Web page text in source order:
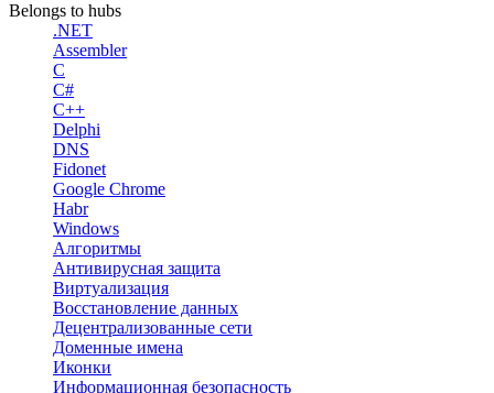
Belongs to hubs
.NET
Assembler
C
C#
C++
Delphi
DNS
Fidonet
Google Chrome
Habr
Windows
Алгоритмы
Антивирусная защита
Виртуализация
Восстановление данных
Децентрализованные сети
Доменные имена
Иконки
Информационная безопасность